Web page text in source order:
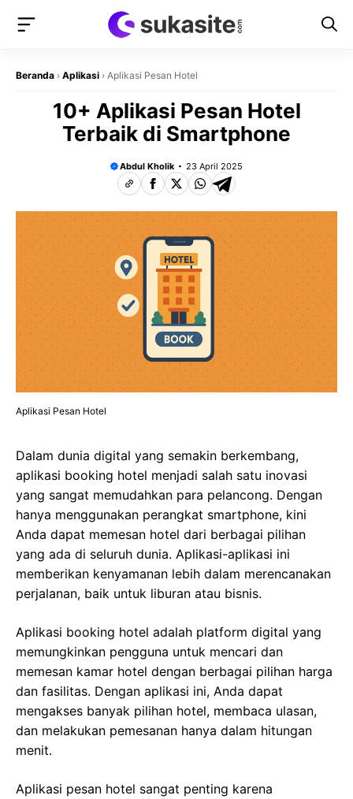
Beranda › Aplikasi › Aplikasi Pesan Hotel
10+ Aplikasi Pesan Hotel
Terbaik di Smartphone
Abdul Kholik 23 April 2025
Aplikasi Pesan Hotel
Dalam dunia digital yang semakin berkembang,
aplikasi booking hotel menjadi salah satu inovasi
yang sangat memudahkan para pelancong. Dengan
hanya menggunakan perangkat smartphone, kini
Anda dapat memesan hotel dari berbagai pilihan
yang ada di seluruh dunia. Aplikasi-aplikasi ini
memberikan kenyamanan lebih dalam merencanakan
perjalanan, baik untuk liburan atau bisnis.
Aplikasi booking hotel adalah platform digital yang
memungkinkan pengguna untuk mencari dan
memesan kamar hotel dengan berbagai pilihan harga
dan fasilitas. Dengan aplikasi ini, Anda dapat
mengakses banyak pilihan hotel, membaca ulasan,
dan melakukan pemesanan hanya dalam hitungan
menit.
Aplikasi pesan hotel sangat penting karena